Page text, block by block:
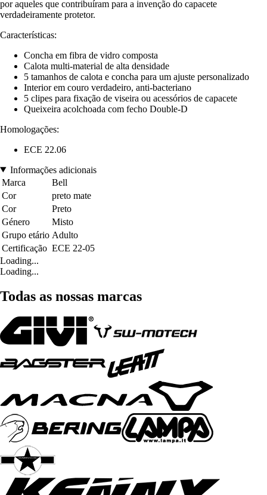
por aqueles que contribuíram para a invenção do capacete
verdadeiramente protetor.
Características:
Concha em fibra de vidro composta
Calota multi-material de alta densidade
5 tamanhos de calota e concha para um ajuste personalizado
Interior em couro verdadeiro, anti-bacteriano
5 clipes para fixação de viseira ou acessórios de capacete
Queixeira acolchoada com fecho Double-D
Homologações:
ECE 22.06
Informações adicionais
Marca
Bell
Cor
preto mate
Cor
Preto
Género
Misto
Grupo etário Adulto
Certificação ECE 22-05
Loading...
Loading...
Todas as nossas marcas